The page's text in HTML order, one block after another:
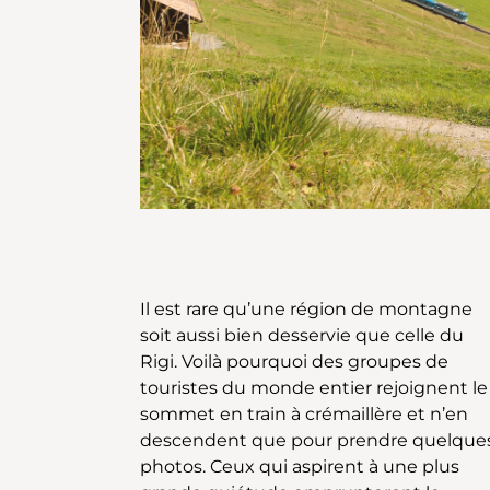
Il est rare qu’une région de montagne
soit aussi bien desservie que celle du
Rigi. Voilà pourquoi des groupes de
touristes du monde entier rejoignent le
sommet en train à crémaillère et n’en
descendent que pour prendre
photos. Ceux qui aspirent à une plus
d’un alpage, parfois associé à une petite
exploitation alpestre. Des bancs
permettent régulièrement de se
reposer et d’admirer la vue. A
Dossenbach, le parcours emprunte un
tunnel puis rejoint d’abord
Unterstetten et Rigi First. A la gare de